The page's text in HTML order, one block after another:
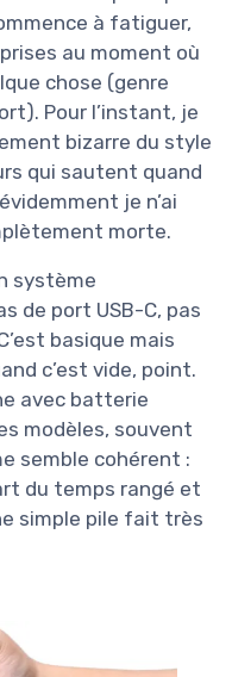
à fatiguer,
au moment où
chose (genre
Pour l’instant, je
bizarre du style
qui sautent quand
je n’ai
morte.
système
de port USB-C, pas
basique mais
c’est vide, point.
avec batterie
modèles, souvent
semble cohérent :
du temps rangé et
simple pile fait très